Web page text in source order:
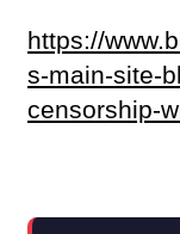
https://
s-main-site-
censorship-